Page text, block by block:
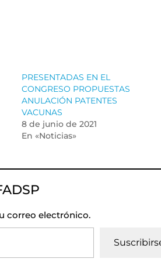
PRESENTADAS EN EL
CONGRESO PROPUESTAS
ANULACIÓN PATENTES
VACUNAS
8 de junio de 2021
En «Noticias»
correo electrónico.